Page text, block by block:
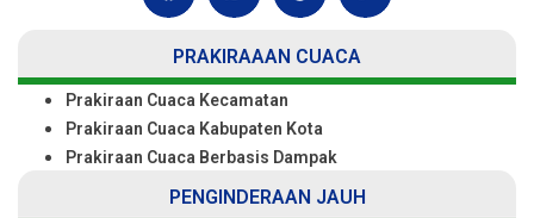
PRAKIRAAAN CUACA
Prakiraan Cuaca Kecamatan
Prakiraan Cuaca Kabupaten Kota
Prakiraan Cuaca Berbasis Dampak
PENGINDERAAN JAUH